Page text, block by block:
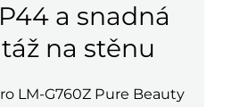
a snadná
na stěnu
LM-G760Z Pure Beauty